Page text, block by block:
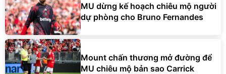
MU dừng kế hoạch chiêu mộ người
dự phòng cho Bruno Fernandes
Mount chấn thương mở đường để
MU chiêu mộ bản sao Carrick